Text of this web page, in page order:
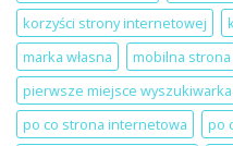
korzyści strony internetowej
marka własna
mobilna strona
pierwsze miejsce
po co strona internetowa
po